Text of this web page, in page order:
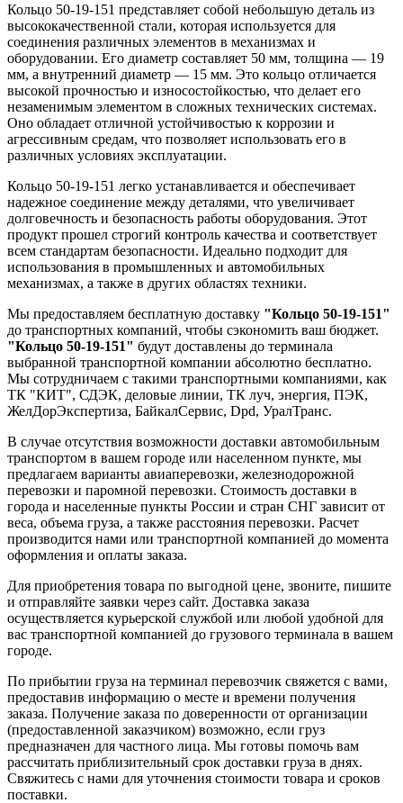
Кольцо 50-19-151 представляет собой небольшую деталь из
высококачественной стали, которая используется для
соединения различных элементов в механизмах и
оборудовании. Его диаметр составляет 50 мм, толщина — 19
мм, а внутренний диаметр — 15 мм. Это кольцо отличается
высокой прочностью и износостойкостью, что делает его
незаменимым элементом в сложных технических системах.
Оно обладает отличной устойчивостью к коррозии и
агрессивным средам, что позволяет использовать его в
различных условиях эксплуатации.
Кольцо 50-19-151 легко устанавливается и обеспечивает
надежное соединение между деталями, что увеличивает
долговечность и безопасность работы оборудования. Этот
продукт прошел строгий контроль качества и соответствует
всем стандартам безопасности. Идеально подходит для
использования в промышленных и автомобильных
механизмах, а также в других областях техники.
Мы предоставляем бесплатную доставку "Кольцо 50-19-151"
до транспортных компаний, чтобы сэкономить ваш бюджет.
"Кольцо 50-19-151" будут доставлены до терминала
выбранной транспортной компании абсолютно бесплатно.
Мы сотрудничаем с такими транспортными компаниями, как
ТК "КИТ", СДЭК, деловые линии, ТК луч, энергия, ПЭК,
ЖелДорЭкспертиза, БайкалСервис, Dpd, УралТранс.
В случае отсутствия возможности доставки автомобильным
транспортом в вашем городе или населенном пункте, мы
предлагаем варианты авиаперевозки, железнодорожной
перевозки и паромной перевозки. Стоимость доставки в
города и населенные пункты России и стран СНГ зависит от
веса, объема груза, а также расстояния перевозки. Расчет
производится нами или транспортной компанией до момента
оформления и оплаты заказа.
Для приобретения товара по выгодной цене, звоните, пишите
и отправляйте заявки через сайт. Доставка заказа
осуществляется курьерской службой или любой удобной для
вас транспортной компанией до грузового терминала в вашем
городе.
По прибытии груза на терминал перевозчик свяжется с вами,
предоставив информацию о месте и времени получения
заказа. Получение заказа по доверенности от организации
(предоставленной заказчиком) возможно, если груз
предназначен для частного лица. Мы готовы помочь вам
рассчитать приблизительный срок доставки груза в днях.
Свяжитесь с нами для уточнения стоимости товара и сроков
поставки.